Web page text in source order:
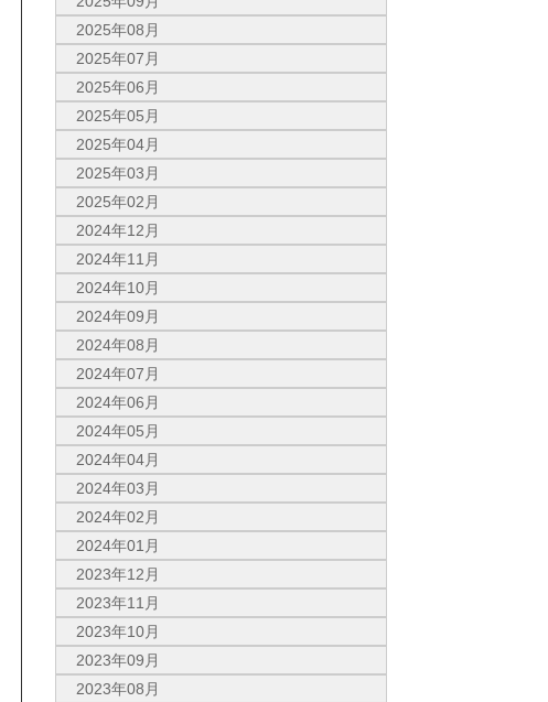
2025年08月
2025年07月
2025年06月
2025年05月
2025年04月
2025年03月
2025年02月
2024年12月
2024年11月
2024年10月
2024年09月
2024年08月
2024年07月
2024年06月
2024年05月
2024年04月
2024年03月
2024年02月
2024年01月
2023年12月
2023年11月
2023年10月
2023年09月
2023年08月